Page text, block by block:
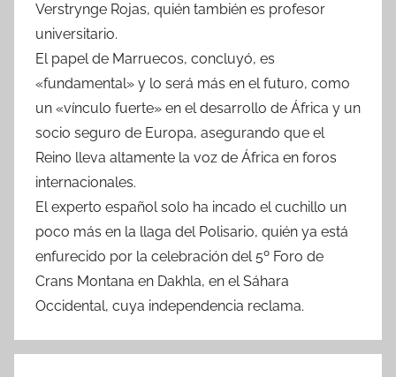
Verstrynge Rojas, quién también es profesor
universitario.
El papel de Marruecos, concluyó, es
«fundamental» y lo será más en el futuro, como
un «vínculo fuerte» en el desarrollo de África y un
socio seguro de Europa, asegurando que el
Reino lleva altamente la voz de África en foros
internacionales.
El experto español solo ha incado el cuchillo un
poco más en la llaga del Polisario, quién ya está
enfurecido por la celebración del 5º Foro de
Crans Montana en Dakhla, en el Sáhara
Occidental, cuya independencia reclama.